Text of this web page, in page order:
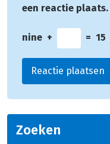
een reactie plaats.
nine + = 15
Zoeken